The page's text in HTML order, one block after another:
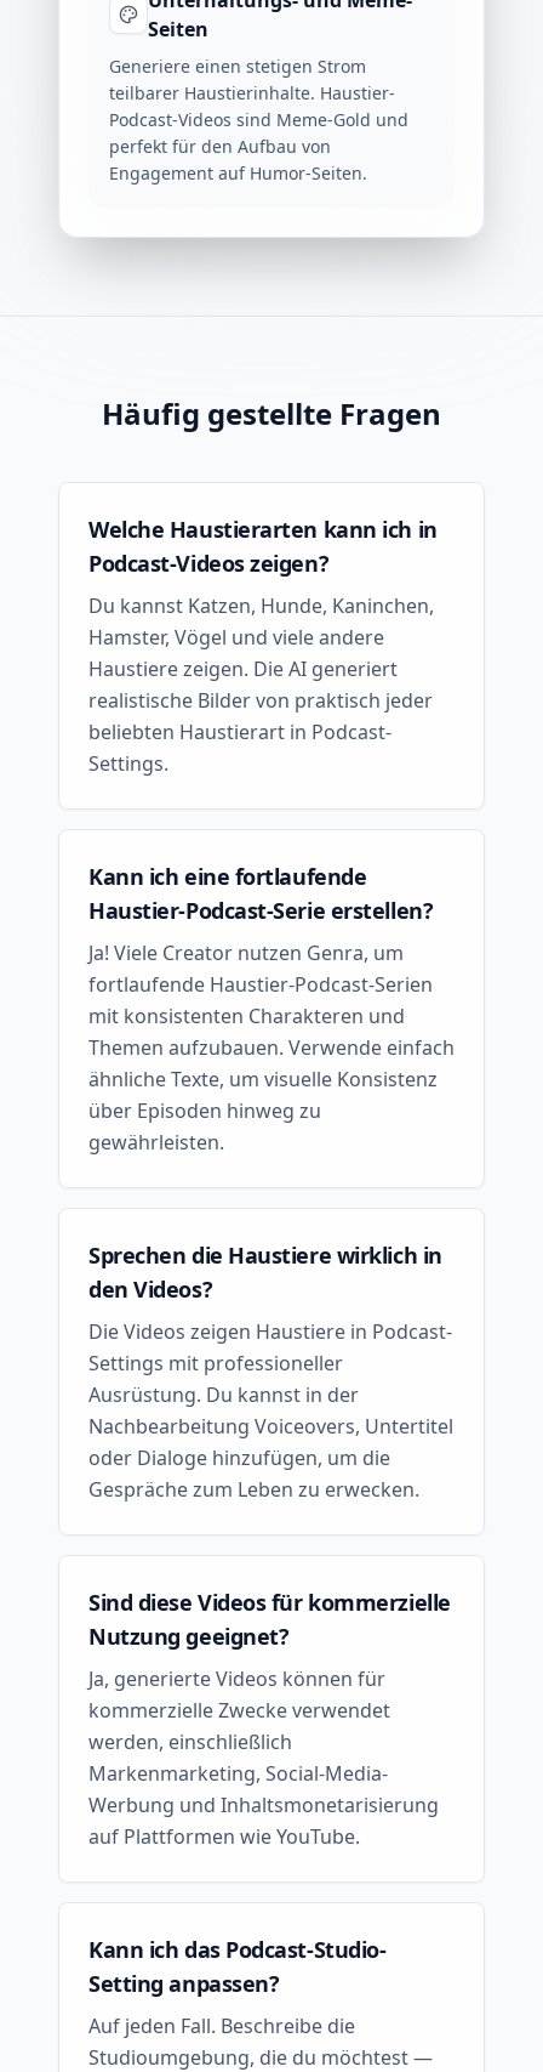
Seiten
Generiere einen stetigen Strom
teilbarer Haustierinhalte. Haustier-
Podcast-Videos sind Meme-Gold und
perfekt für den Aufbau von
Engagement auf Humor-Seiten.
Häufig gestellte Fragen
Welche Haustierarten kann ich in
Podcast-Videos zeigen?
Du kannst Katzen, Hunde, Kaninchen,
Hamster, Vögel und viele andere
Haustiere zeigen. Die AI generiert
realistische Bilder von praktisch jeder
beliebten Haustierart in Podcast-
Settings.
Kann ich eine fortlaufende
Haustier-Podcast-Serie erstellen?
Ja! Viele Creator nutzen Genra, um
fortlaufende Haustier-Podcast-Serien
mit konsistenten Charakteren und
Themen aufzubauen. Verwende einfach
ähnliche Texte, um visuelle Konsistenz
über Episoden hinweg zu
gewährleisten.
Sprechen die Haustiere wirklich in
den Videos?
Die Videos zeigen Haustiere in Podcast-
Settings mit professioneller
Ausrüstung. Du kannst in der
Nachbearbeitung Voiceovers, Untertitel
oder Dialoge hinzufügen, um die
Gespräche zum Leben zu erwecken.
Sind diese Videos für kommerzielle
Nutzung geeignet?
Ja, generierte Videos können für
kommerzielle Zwecke verwendet
werden, einschließlich
Markenmarketing, Social-Media-
Werbung und Inhaltsmonetarisierung
auf Plattformen wie YouTube.
Kann ich das Podcast-Studio-
Setting anpassen?
Auf jeden Fall. Beschreibe die
Studioumgebung, die du möchtest —